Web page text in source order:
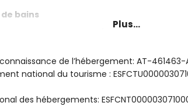
bains
avec 2 lits simples (mesurant 190 par 90
suite avec lavabo simple, combinaison
lavabo simple, combinaison baignoire/
lavabo simple, douche et toilette
Plus...
de l’hébergement: AT-461463-
national du tourisme :
des hébergements: